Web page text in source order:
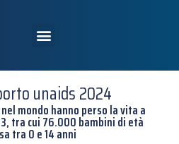
unaids 2024
mondo hanno perso la vita a
tra cui 76.000 bambini di età
tra 0 e 14 anni